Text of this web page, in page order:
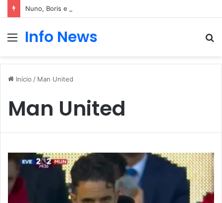
Nuno, Boris e Afonso protagonizam dança sensual
Menu
Info News
Início / Man United
Man United